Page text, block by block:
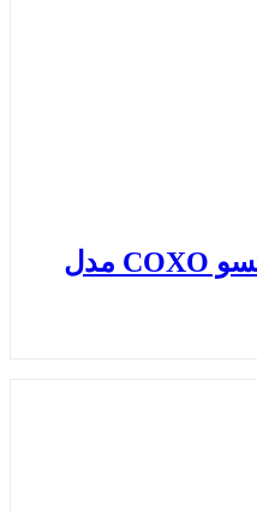
دستگاه روتاری کوکسو COXO مدل